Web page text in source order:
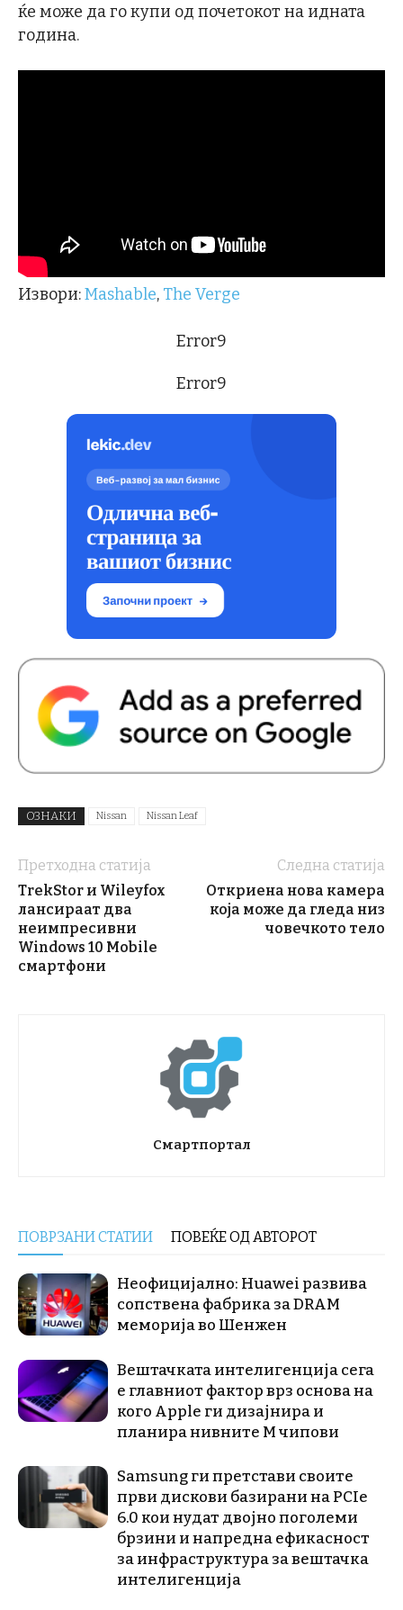
ќе може да го купи од почетокот на идната
година.
Извори:Mashable, The Verge
Error9
Error9
ОЗНАКИ Nissan Nissan Leaf
Претходна статија
TrekStor и Wileyfox
лансираат два
неимпресивни
Windows 10 Mobile
смартфони
Следна статија
Откриена нова камера
која може да гледа низ
човечкото тело
Смартпортал
ПОВРЗАНИ СТАТИИ ПОВЕЌЕ ОД АВТОРОТ
Неофицијално: Huawei развива
сопствена фабрика за DRAM
меморија во Шенжен
Вештачката интелигенција сега
е главниот фактор врз основа на
кого Apple ги дизајнира и
планира нивните М чипови
Samsung ги претстави своите
први дискови базирани на PCIe
6.0 кои нудат двојно поголеми
брзини и напредна ефикасност
за инфраструктура за вештачка
интелигенција